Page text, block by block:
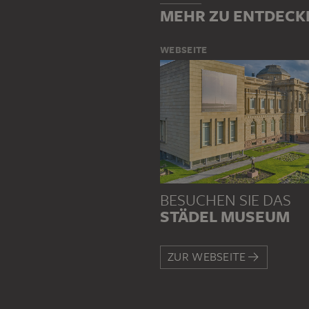
MEHR ZU
WEBSEITE
BESUCHEN SIE DAS
STÄDEL MUSEUM
ZUR WEBSEITE